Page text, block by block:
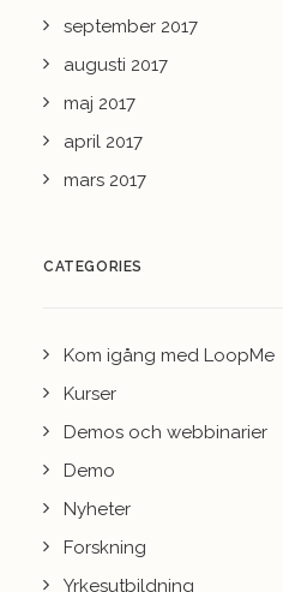
september 2017
augusti 2017
maj 2017
april 2017
mars 2017
CATEGORIES
Kom igång med LoopMe
Kurser
Demos och webbinarier
Demo
Nyheter
Forskning
Yrkesutbildning